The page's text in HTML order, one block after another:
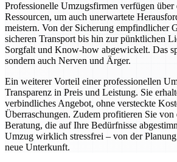
Professionelle Umzugsfirmen verfügen
Ressourcen, um auch unerwartete
meistern. Von der Sicherung empfindlicher
sicheren Transport bis hin zur pünktlichen
Sorgfalt und Know-how abgewickelt. Das
sondern auch Nerven und Ärger.
Ein weiterer Vorteil einer professionellen
Transparenz in Preis und Leistung. Sie
verbindliches Angebot, ohne versteckte
Überraschungen. Zudem profitieren Sie
Beratung, die auf Ihre Bedürfnisse
Umzug wirklich stressfrei – von der
neue Unterkunft.